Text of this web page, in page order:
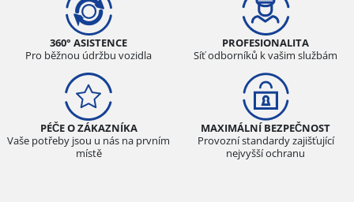
Celoroční (0)
Typ vozidla
Všechny typy (0)
Osobní vůz (0)
4x4 (0)
360° ASISTENCE
Pro běžnou údržbu vozidla
PROFESIONALITA
Síť odborníků k vašim službám
PÉČE O ZÁKAZNÍKA
Vaše potřeby jsou u nás na prvním
místě
MAXIMÁLNÍ BEZPEČNOST
Provozní standardy zajišťující
nejvyšší ochranu